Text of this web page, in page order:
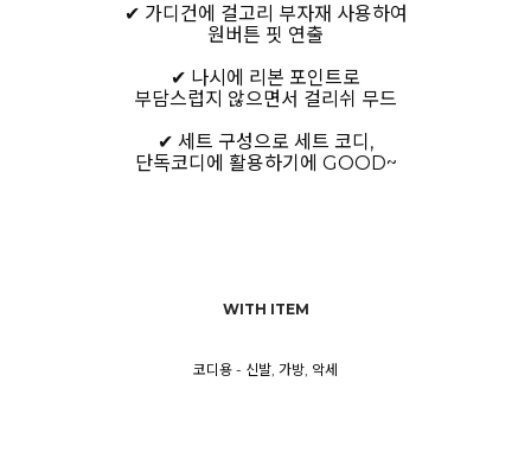
✔ 가디건에 걸고리 부자재 사용하여
원버튼 핏 연출
✔ 나시에 리본 포인트로
부담스럽지 않으면서 걸리쉬 무드
✔ 세트 구성으로 세트 코디,
단독코디에 활용하기에 GOOD~
WITH ITEM
코디용 - 신발, 가방, 악세